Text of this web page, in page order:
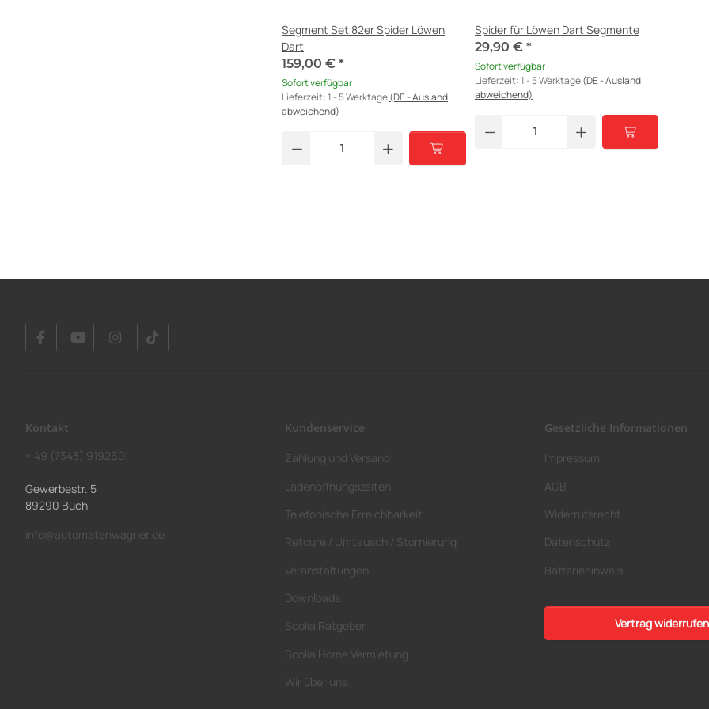
Segment Set 82er Spider Löwen
Dart
159,00 € *
Sofort verfügbar
Lieferzeit:1 - 5 Werktage(DE - Ausland
abweichend)
Spider für Löwen Dart Segmente
29,90 € *
Sofort verfügbar
Lieferzeit:1 - 5 Werktage(DE - Ausland
abweichend)
Kontakt
+ 49 (7343) 919260
Gewerbestr. 5
89290 Buch
info@automatenwagner.de
Kundenservice
Zahlung und Versand
Ladenöffnungszeiten
Telefonische Erreichbarkeit
Retoure / Umtausch / Stornierung
Veranstaltungen
Downloads
Scolia Ratgeber
Scolia Home Vermietung
Wir über uns
Gesetzliche Informationen
Impressum
AGB
Widerrufsrecht
Datenschutz
Batteriehinweis
Vertrag widerrufen